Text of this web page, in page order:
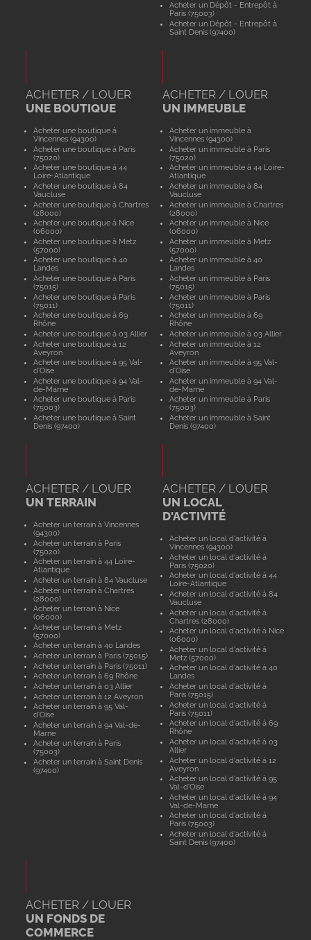
Acheter un Dépôt - Entrepôt à
Paris (75003)
Acheter un Dépôt - Entrepôt à
Saint Denis (97400)
ACHETER / LOUER
UNE BOUTIQUE
Acheter une boutique à
Vincennes (94300)
Acheter une boutique à Paris
(75020)
Acheter une boutique à 44
Loire-Atlantique
Acheter une boutique à 84
Vaucluse
Acheter une boutique à Chartres
(28000)
Acheter une boutique à Nice
(06000)
Acheter une boutique à Metz
(57000)
Acheter une boutique à 40
Landes
Acheter une boutique à Paris
(75015)
Acheter une boutique à Paris
(75011)
Acheter une boutique à 69
Rhône
Acheter une boutique à 03 Allier
Acheter une boutique à 12
Aveyron
Acheter une boutique à 95 Val-
d'Oise
Acheter une boutique à 94 Val-
de-Marne
Acheter une boutique à Paris
(75003)
Acheter une boutique à Saint
Denis (97400)
ACHETER / LOUER
UN IMMEUBLE
Acheter un immeuble à
Vincennes (94300)
Acheter un immeuble à Paris
(75020)
Acheter un immeuble à 44 Loire-
Atlantique
Acheter un immeuble à 84
Vaucluse
Acheter un immeuble à Chartres
(28000)
Acheter un immeuble à Nice
(06000)
Acheter un immeuble à Metz
(57000)
Acheter un immeuble à 40
Landes
Acheter un immeuble à Paris
(75015)
Acheter un immeuble à Paris
(75011)
Acheter un immeuble à 69
Rhône
Acheter un immeuble à 03 Allier
Acheter un immeuble à 12
Aveyron
Acheter un immeuble à 95 Val-
d'Oise
Acheter un immeuble à 94 Val-
de-Marne
Acheter un immeuble à Paris
(75003)
Acheter un immeuble à Saint
Denis (97400)
ACHETER / LOUER
UN TERRAIN
Acheter un terrain à Vincennes
(94300)
Acheter un terrain à Paris
(75020)
Acheter un terrain à 44 Loire-
Atlantique
Acheter un terrain à 84 Vaucluse
Acheter un terrain à Chartres
(28000)
Acheter un terrain à Nice
(06000)
Acheter un terrain à Metz
(57000)
Acheter un terrain à 40 Landes
Acheter un terrain à Paris (75015)
Acheter un terrain à Paris (75011)
Acheter un terrain à 69 Rhône
Acheter un terrain à 03 Allier
Acheter un terrain à 12 Aveyron
Acheter un terrain à 95 Val-
d'Oise
Acheter un terrain à 94 Val-de-
Marne
Acheter un terrain à Paris
(75003)
Acheter un terrain à Saint Denis
(97400)
ACHETER / LOUER
UN LOCAL
D'ACTIVITÉ
Acheter un local d'activité à
Vincennes (94300)
Acheter un local d'activité à
Paris (75020)
Acheter un local d'activité à 44
Loire-Atlantique
Acheter un local d'activité à 84
Vaucluse
Acheter un local d'activité à
Chartres (28000)
Acheter un local d'activité à Nice
(06000)
Acheter un local d'activité à
Metz (57000)
Acheter un local d'activité à 40
Landes
Acheter un local d'activité à
Paris (75015)
Acheter un local d'activité à
Paris (75011)
Acheter un local d'activité à 69
Rhône
Acheter un local d'activité à 03
Allier
Acheter un local d'activité à 12
Aveyron
Acheter un local d'activité à 95
Val-d'Oise
Acheter un local d'activité à 94
Val-de-Marne
Acheter un local d'activité à
Paris (75003)
Acheter un local d'activité à
Saint Denis (97400)
ACHETER / LOUER
UN FONDS DE
COMMERCE